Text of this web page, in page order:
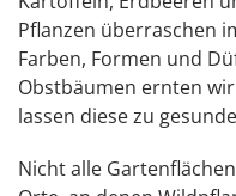
Pflanzen überraschen
Farben, Formen und
Obstbäumen ernten
lassen diese zu
Nicht alle